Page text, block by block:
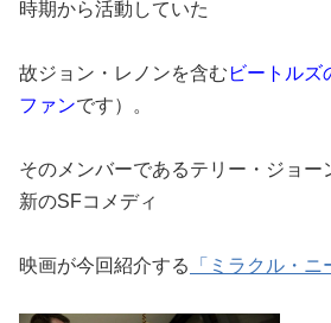
時期から活動していた
故ジョン・レノンを含む ビートルズ
ファンです）。
そのメンバーであるテリー・ジョー
新のSFコメディ
映画が今回紹介する 「ミラクル・ニ